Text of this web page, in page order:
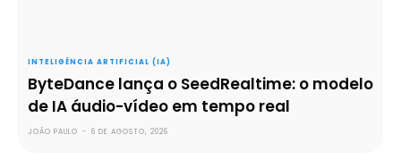
INTELIGÊNCIA ARTIFICIAL (IA)
ByteDance lança o SeedRealtime: o modelo
de IA áudio-vídeo em tempo real
JOÃO PAULO - 6 DE AGOSTO, 2026